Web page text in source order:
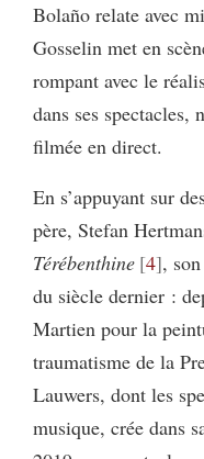
Bolaño relate avec
Gosselin met en
rompant avec le
dans ses spectacles,
filmée en direct.
En s’appuyant sur
père, Stefan
Térébenthine 4 ,
du siècle dernier :
Martien pour la
traumatisme de la
Lauwers, dont les
musique, crée dans